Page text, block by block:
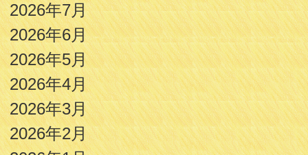
2026年7月
2026年6月
2026年5月
2026年4月
2026年3月
2026年2月